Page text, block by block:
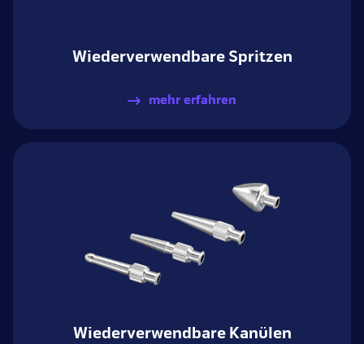
Wiederverwendbare Spritzen
mehr erfahren
Wiederverwendbare Kanülen